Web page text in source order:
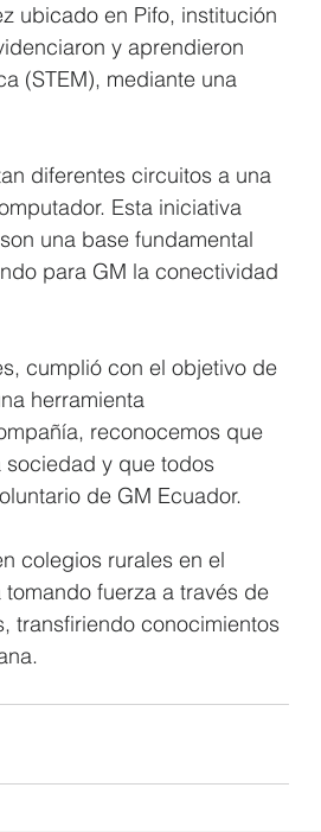
ubicado en Pifo, institución
y aprendieron
(STEM), mediante una
diferentes circuitos a una
Esta iniciativa
una base fundamental
para GM la conectividad
cumplió con el objetivo de
herramienta
reconocemos que
y que todos
de GM Ecuador.
colegios rurales en el
fuerza a través de
transfiriendo conocimientos